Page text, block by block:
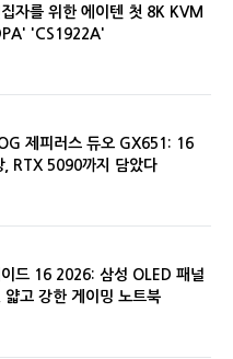
자를 위한 에이텐 첫 8K KVM
'CS1922A'
제피러스 듀오 GX651: 16
, RTX 5090까지 담았다
드 16 2026: 삼성 OLED 패널
고 강한 게이밍 노트북